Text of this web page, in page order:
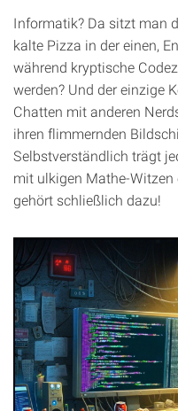
Informatik? Da sitzt man
kalte Pizza in der einen,
während kryptische
werden? Und der einzige
Chatten mit anderen
ihren flimmernden
Selbstverständlich trägt
mit ulkigen Mathe-
gehört schließlich dazu!